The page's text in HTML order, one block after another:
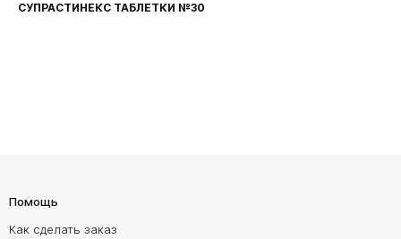
СУПРАСТИНЕКС ТАБЛЕТКИ №30
Помощь
Как сделать заказ